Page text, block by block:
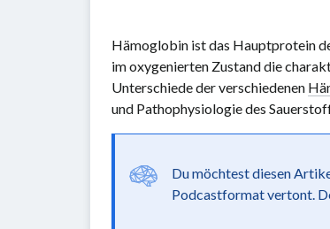
Hämoglobin ist das Hauptprotein
im oxygenierten Zustand die
Unterschiede der verschiedenen
und Pathophysiologie des
Du möchtest diesen
Podcastformat vertont.